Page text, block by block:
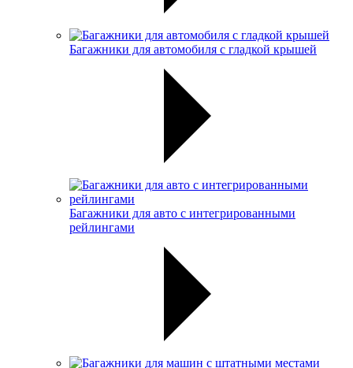
Багажники для автомобиля с гладкой крышей
Багажники для авто с интегрированными
рейлингами